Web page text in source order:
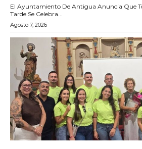
El Ayuntamiento De Antigua Anuncia Que
Tarde Se Celebra...
Agosto 7, 2026